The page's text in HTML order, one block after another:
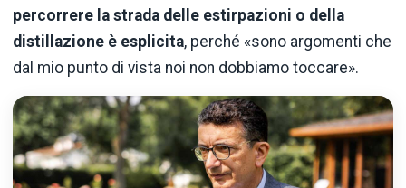
percorrere la strada delle estirpazioni o della
distillazione è esplicita, perché «sono argomenti che
dal mio punto di vista noi non dobbiamo toccare».